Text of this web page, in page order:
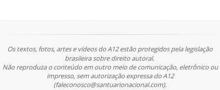
Os textos, fotos, artes e vídeos do A12 estão protegidos pela legislação
brasileira sobre direito autoral.
Não reproduza o conteúdo em outro meio de comunicação, eletrônico ou
impresso, sem autorização expressa do A12
(faleconosco@santuarionacional.com).